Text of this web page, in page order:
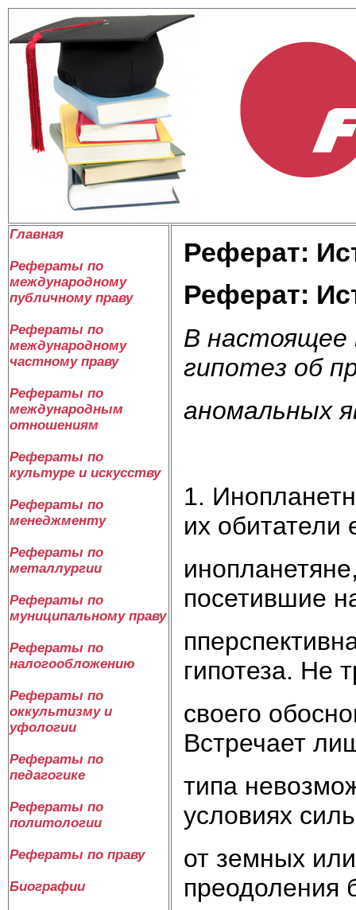
Главная
Рефераты по
международному
публичному праву
Рефераты по
международному
частному праву
Рефераты по
международным
отношениям
Рефераты по
культуре и искусству
Рефераты по
менеджменту
Рефераты по
металлургии
Рефераты по
муниципальному праву
Рефераты по
налогообложению
Рефераты по
оккультизму и
уфологии
Рефераты по
педагогике
Рефераты по
политологии
Рефераты по праву
Биографии
Реферат:
Реферат:
В настоящее
гипотез об
аномальных
1.
их обитатели
посетившие
гипотеза. Не
своего
Встречает
типа
условиях
от земных
преодоления